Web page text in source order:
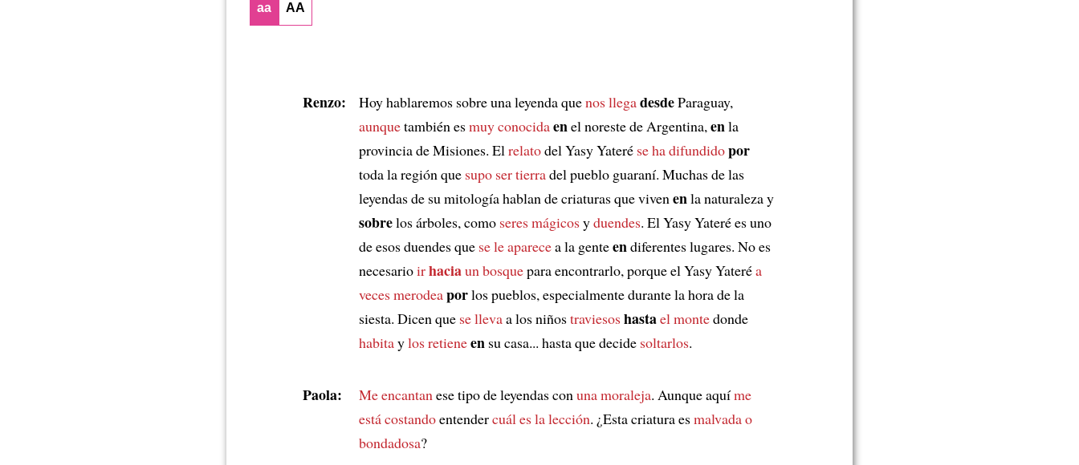
aa AA
Renzo: Hoy hablaremos sobre una leyenda quenos llegadesdeParaguay,
aunquetambién esmuy conocidaenel noreste de Argentina, enla
provincia de Misiones. El relatodel Yasy Yateré se ha difundidopor
toda la región que supo ser tierradel pueblo guaraní. Muchas de las
leyendas de su mitología hablan de criaturas que viven enla naturaleza y
sobrelos árboles, como seres mágicosyduendes. El Yasy Yateré es uno
de esos duendes que se le aparecea la genteendiferentes lugares. No es
necesarioirhaciaun bosquepara encontrarlo, porque el Yasy Yateréa
veces merodeaporlos pueblos, especialmente durante la hora de la
siesta. Dicen que se llevaa los niñostraviesoshastael montedonde
habitaylos retieneen su casa... hasta que decide soltarlos.
Paola: Me encantan ese tipo de leyendas con una moraleja. Aunque aquíme
está costandoentendercuál es la lección. ¿Esta criatura esmalvada o
bondadosa?